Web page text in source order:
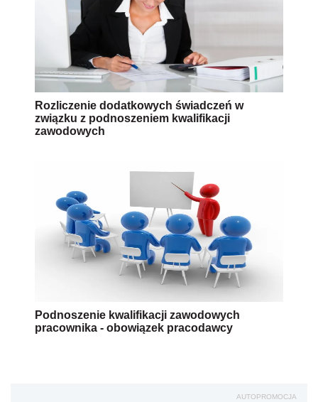
Rozliczenie dodatkowych świadczeń w
związku z podnoszeniem kwalifikacji
zawodowych
Podnoszenie kwalifikacji zawodowych
pracownika - obowiązek pracodawcy
AUTOPROMOCJA